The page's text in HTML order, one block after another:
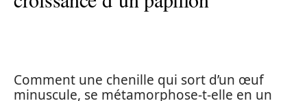
Comment une chenille qui sort d’un œuf
minuscule, se métamorphose-t-elle en un